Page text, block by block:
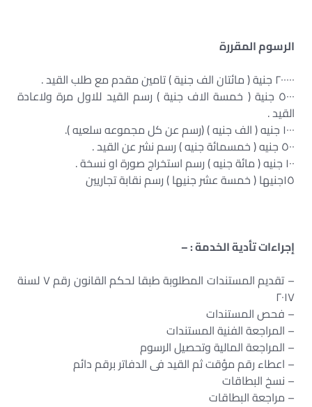
الرسوم المقررة
٢٠٠٠٠٠ جنية ( مائتان الف جنية ) تامين مقدم مع طلب القيد .
٥٠٠٠ جنية ( خمسة الاف جنية ) رسم القيد للاول مرة ولاعادة
القيد .
١٠٠٠ جنيه ( الف جنيه ) (رسم عن كل مجموعه سلعيه ).
٥٠٠ جنيه ( خمسمائة جنيه ) رسم نشر عن القيد .
١٠٠ جنيه ( مائة جنيه ) رسم استخراج صورة او نسخة .
١٥جنيها ( خمسة عشر جنيها ) رسم نقابة تجاريين
إجراءات تأدية الخدمة : –
– تقديم المستندات المطلوبة طبقا لحكم القانون رقم ٧ لسنة
٢٠١٧
– فحص المستندات
– المراجعة الفنية المستندات
– المراجعة المالية وتحصيل الرسوم
– اعطاء رقم مؤقت ثم القيد فى الدفاتر برقم دائم
– نسخ البطاقات
– مراجعة البطاقات